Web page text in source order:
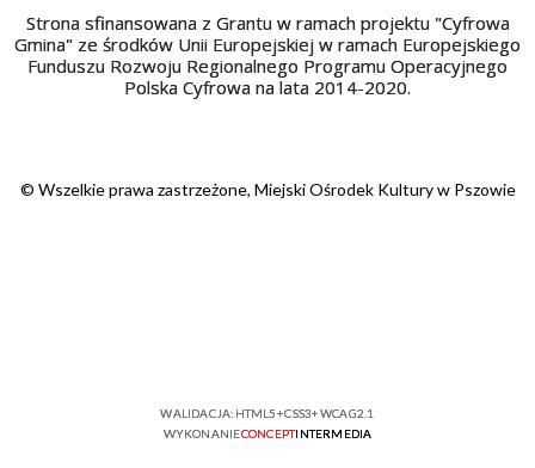
Strona sfinansowana z Grantu w ramach projektu "Cyfrowa
Gmina" ze środków Unii Europejskiej w ramach Europejskiego
Funduszu Rozwoju Regionalnego Programu Operacyjnego
Polska Cyfrowa na lata 2014-2020.
© Wszelkie prawa zastrzeżone, Miejski Ośrodek Kultury w Pszowie
WALIDACJA: HTML5+CSS3+WCAG 2.1
WYKONANIECONCEPTINTERMEDIA